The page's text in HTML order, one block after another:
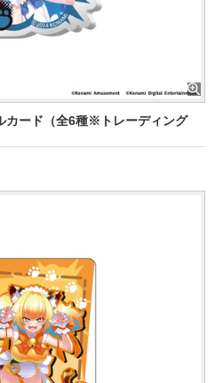
カード（全6種※トレーディング